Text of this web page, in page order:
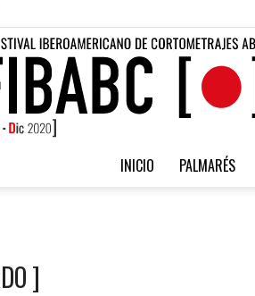
INICIO PALMARÉS
]